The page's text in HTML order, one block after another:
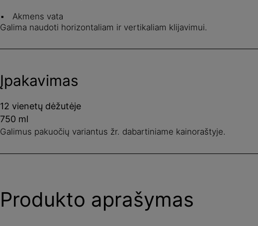
Akmens vata
Galima naudoti horizontaliam ir vertikaliam klijavimui.
Įpakavimas
12 vienetų dėžutėje
750 ml
Galimus pakuočių variantus žr. dabartiniame kainoraštyje.
Produkto aprašymas